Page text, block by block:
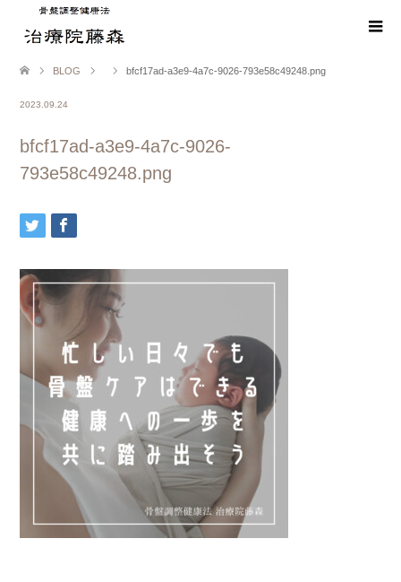
BLOG bfcf17ad-a3e9-4a7c-9026-793e58c49248.png
2023.09.24
bfcf17ad-a3e9-4a7c-9026-
793e58c49248.png